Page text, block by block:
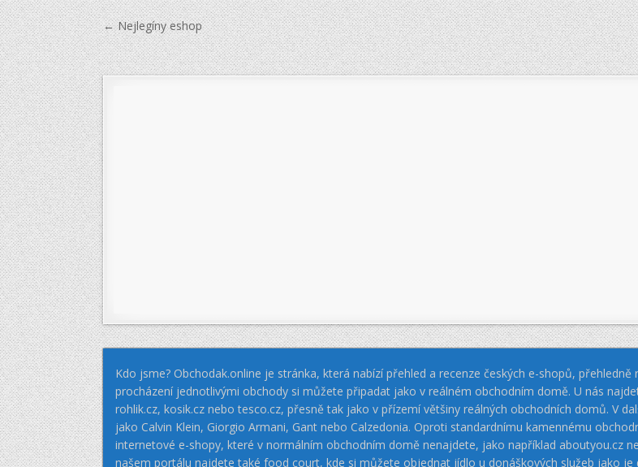
Navigace
pro
příspěvek
← Nejlegíny eshop
Kdo jsme? Obchodak.online je stránka, která nabízí přehled a recenze českých e-shopů,
procházení jednotlivými obchody si můžete připadat jako v reálném obchodním domě. U nás
rohlik.cz, kosik.cz nebo tesco.cz, přesně tak jako v přízemí většiny reálných obchodních domů. V
jako Calvin Klein, Giorgio Armani, Gant nebo Calzedonia. Oproti standardnímu kamennému
internetové e-shopy, které v normálním obchodním domě nenajdete, jako například aboutyou.cz
našem portálu najdete také food court, kde si můžete objednat jídlo u donáškových služeb jako